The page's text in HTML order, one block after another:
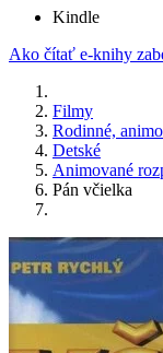
Kindle
Ako čítať e-knihy
Filmy
Rodinné,
Detské
Animované
Pán včielka